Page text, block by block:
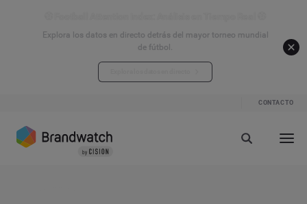
Explora los datos en directo detrás del mayor torneo mundial
de fútbol.
CONTACTO